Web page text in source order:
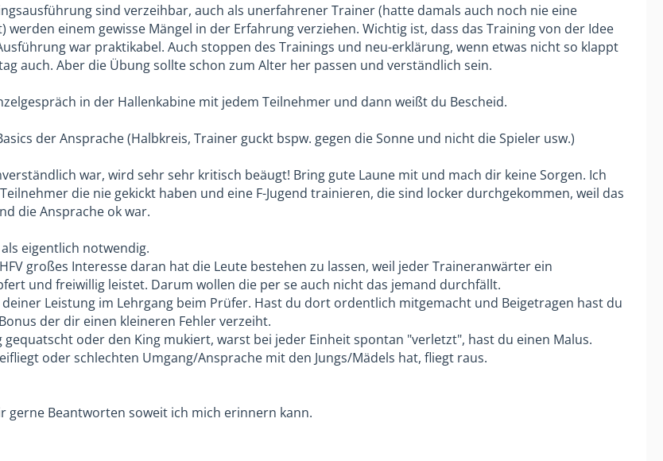
sind verzeihbar, auch als unerfahrener Trainer (hatte damals auch noch nie eine
einem gewisse Mängel in der Erfahrung verziehen. Wichtig ist, dass das Training von der Idee
war praktikabel. Auch stoppen des Trainings und neu-erklärung, wenn etwas nicht so klappt
auch. Aber die Übung sollte schon zum Alter her passen und verständlich sein.
in der Hallenkabine mit jedem Teilnehmer und dann weißt du Bescheid.
der Ansprache (Halbkreis, Trainer guckt bspw. gegen die Sonne und nicht die Spieler usw.)
war, wird sehr sehr kritisch beäugt! Bring gute Laune mit und mach dir keine Sorgen. Ich
die nie gekickt haben und eine F-Jugend trainieren, die sind locker durchgekommen, weil das
die Ansprache ok war.
eigentlich notwendig.
großes Interesse daran hat die Leute bestehen zu lassen, weil jeder Traineranwärter ein
und freiwillig leistet. Darum wollen die per se auch nicht das jemand durchfällt.
deiner Leistung im Lehrgang beim Prüfer. Hast du dort ordentlich mitgemacht und Beigetragen hast du
der dir einen kleineren Fehler verzeiht.
oder den King mukiert, warst bei jeder Einheit spontan "verletzt", hast du einen Malus.
oder schlechten Umgang/Ansprache mit den Jungs/Mädels hat, fliegt raus.
gerne Beantworten soweit ich mich erinnern kann.